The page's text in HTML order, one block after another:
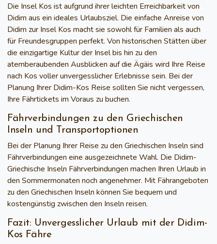
Die Insel Kos ist aufgrund ihrer leichten Erreichbarkeit von
Didim aus ein ideales Urlaubsziel. Die einfache Anreise von
Didim zur Insel Kos macht sie sowohl für Familien als auch
für Freundesgruppen perfekt. Von historischen Stätten über
die einzigartige Kulturder Insel bis hin zu den
atemberaubenden Ausblicken auf die Ägäis wird Ihre Reise
nach Kos voller unvergesslicher Erlebnisse sein. Bei der
Planung Ihrer Didim-Kos Reise sollten Sie nicht vergessen,
Ihre Fährtickets im Voraus zu buchen.
Fährverbindungen zu den Griechischen
Inseln und Transportoptionen
Bei der Planung Ihrer Reise zu den Griechischen Inseln sind
Fährverbindungen eine ausgezeichnete Wahl. Die Didim-
Griechische Inseln Fährverbindungen machen Ihren Urlaub in
den Sommermonaten noch angenehmer. Mit Fährangeboten
zu den Griechischen Inseln können Sie bequem und
kostengünstig zwischen den Inseln reisen.
Fazit: Unvergesslicher Urlaub mit der Didim-
Kos Fähre